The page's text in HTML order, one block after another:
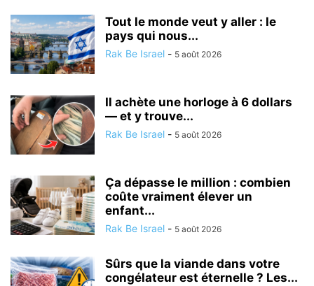
Tout le monde veut y aller : le
pays qui nous...
Rak Be Israel - 5 août 2026
Il achète une horloge à 6 dollars
— et y trouve...
Rak Be Israel - 5 août 2026
Ça dépasse le million : combien
coûte vraiment élever un
enfant...
Rak Be Israel - 5 août 2026
Sûrs que la viande dans votre
congélateur est éternelle ? Les...